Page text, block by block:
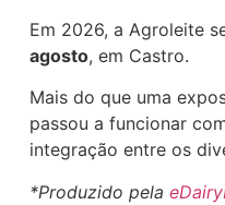
Em 2026, a Agroleite
agosto, em Castro.
Mais do que uma
passou a funcionar
integração entre os
*Produzido pela